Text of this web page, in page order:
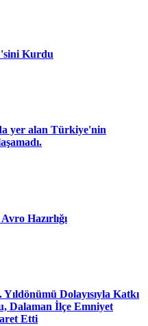
Kurdu
yer alan Türkiye'nin
Hazırlığı
Dolayısıyla Katkı
Dalaman İlçe Emniyet
Etti